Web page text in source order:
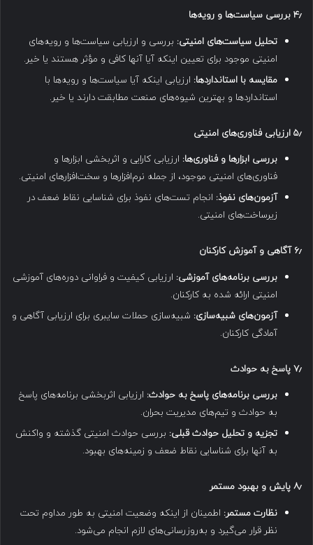
۴٫ بررسی سیاست‌ها و رویه‌ها
تحلیل سیاست‌های امنیتی: بررسی و ارزیابی سیاست‌ها و رویه‌های
امنیتی موجود برای تعیین اینکه آیا آنها کافی و مؤثر هستند یا خیر.
مقایسه با استانداردها: ارزیابی اینکه آیا سیاست‌ها و رویه‌ها با
استانداردها و بهترین شیوه‌های صنعت مطابقت دارند یا خیر.
۵٫ ارزیابی فناوری‌های امنیتی
بررسی ابزارها و فناوری‌ها: ارزیابی کارایی و اثربخشی ابزارها و
فناوری‌های امنیتی موجود، از جمله نرم‌افزارها و سخت‌افزارهای امنیتی.
آزمون‌های نفوذ: انجام تست‌های نفوذ برای شناسایی نقاط ضعف در
زیرساخت‌های امنیتی.
۶٫ آگاهی و آموزش کارکنان
بررسی برنامه‌های آموزشی: ارزیابی کیفیت و فراوانی دوره‌های آموزشی
امنیتی ارائه شده به کارکنان.
آزمون‌های شبیه‌سازی: شبیه‌سازی حملات سایبری برای ارزیابی آگاهی و
آمادگی کارکنان.
۷٫ پاسخ به حوادث
بررسی برنامه‌های پاسخ به حوادث: ارزیابی اثربخشی برنامه‌های پاسخ
به حوادث و تیم‌های مدیریت بحران.
تجزیه و تحلیل حوادث قبلی: بررسی حوادث امنیتی گذشته و واکنش
به آنها برای شناسایی نقاط ضعف و زمینه‌های بهبود.
۸٫ پایش و بهبود مستمر
نظارت مستمر: اطمینان از اینکه وضعیت امنیتی به طور مداوم تحت
نظر قرار می‌گیرد و به‌روزرسانی‌های لازم انجام می‌شود.